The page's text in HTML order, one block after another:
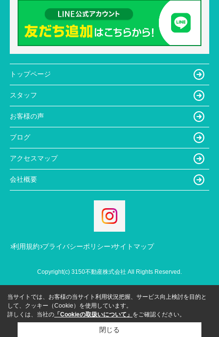
トップページ
スタッフ
お客様の声
ブログ
アクセスマップ
会社概要
利用規約 プライバシーポリシー サイトマップ
Copyright(c) 3150不動産株式会社 All Rights Reserved.
当サイトでは、お客様の当サイト利用状況把握、サービス向上検討を目的と
して、クッキー（Cookie）を使用しています。
詳しくは、当社の 「Cookieの取扱いについて」 をご確認ください。
閉じる